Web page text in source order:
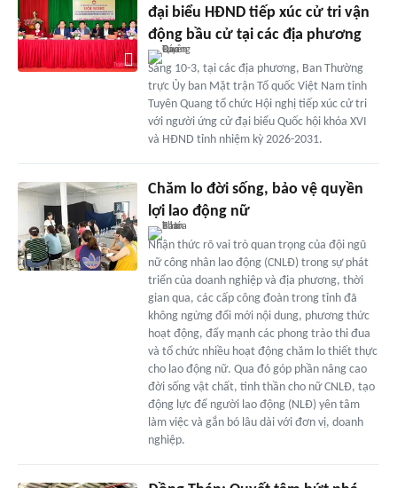
đại biểu HĐND tiếp xúc cử tri vận
động bầu cử tại các địa phương
Sáng 10-3, tại các địa phương, Ban Thường
trực Ủy ban Mặt trận Tổ quốc Việt Nam tỉnh
Tuyên Quang tổ chức Hội nghị tiếp xúc cử tri
với người ứng cử đại biểu Quốc hội khóa XVI
và HĐND tỉnh nhiệm kỳ 2026-2031.
Chăm lo đời sống, bảo vệ quyền
lợi lao động nữ
Nhận thức rõ vai trò quan trọng của đội ngũ
nữ công nhân lao động (CNLĐ) trong sự phát
triển của doanh nghiệp và địa phương, thời
gian qua, các cấp công đoàn trong tỉnh đã
không ngừng đổi mới nội dung, phương thức
hoạt động, đẩy mạnh các phong trào thi đua
và tổ chức nhiều hoạt động chăm lo thiết thực
cho lao động nữ. Qua đó góp phần nâng cao
đời sống vật chất, tinh thần cho nữ CNLĐ, tạo
động lực để người lao động (NLĐ) yên tâm
làm việc và gắn bó lâu dài với đơn vị, doanh
nghiệp.